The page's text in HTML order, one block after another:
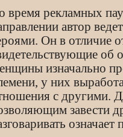
время рекламных
автор
Он в отличие
об
изначально
у них
с другими.
завести
означает